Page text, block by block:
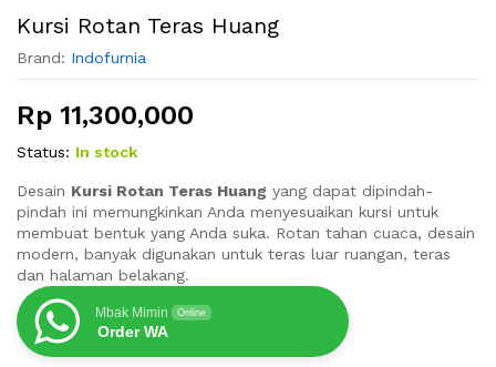
Kursi Rotan Teras Huang
Brand: Indofurnia
Rp 11,300,000
Status: In stock
Desain Kursi Rotan Teras Huang yang dapat dipindah-
pindah ini memungkinkan Anda menyesuaikan kursi untuk
membuat bentuk yang Anda suka. Rotan tahan cuaca, desain
modern, banyak digunakan untuk teras luar ruangan, teras
dan halaman belakang.
Mbak Mimin Online
Order WA